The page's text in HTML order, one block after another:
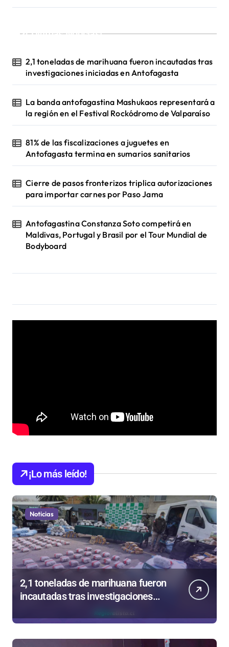
a
¡Ultimas Noticias!
2,1 toneladas de marihuana fueron incautadas tras
investigaciones iniciadas en Antofagasta
La banda antofagastina Mashukaos representará a
la región en el Festival Rockódromo de Valparaíso
81% de las fiscalizaciones a juguetes en
Antofagasta termina en sumarios sanitarios
Cierre de pasos fronterizos triplica autorizaciones
para importar carnes por Paso Jama
Antofagastina Constanza Soto competirá en
Maldivas, Portugal y Brasil por el Tour Mundial de
Bodyboard
¡Lo más leído!
Noticias
2,1 toneladas de marihuana fueron
incautadas tras investigaciones